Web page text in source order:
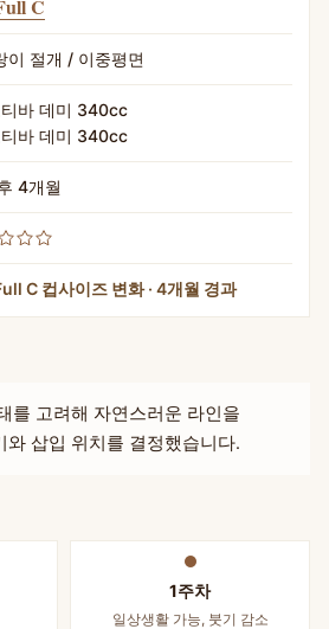
C
이 절개 / 이중평면
티바 데미 340cc
티바 데미 340cc
4개월
C 컵사이즈 변화 · 4개월 경과
를 고려해 자연스러운 라인을
와 삽입 위치를 결정했습니다.
1주차
일상생활 가능, 붓기 감소